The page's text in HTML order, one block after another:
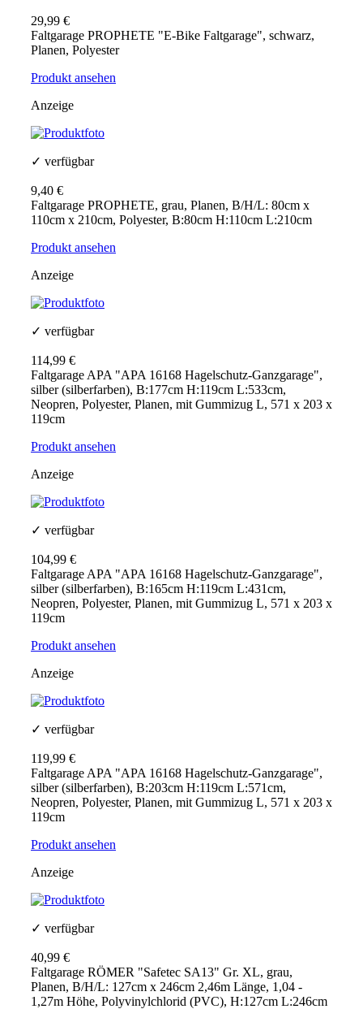
29,99 €
Faltgarage PROPHETE "E-Bike Faltgarage", schwarz,
Planen, Polyester
Produkt ansehen
Anzeige
✓ verfügbar
9,40 €
Faltgarage PROPHETE, grau, Planen, B/H/L: 80cm x
110cm x 210cm, Polyester, B:80cm H:110cm L:210cm
Produkt ansehen
Anzeige
✓ verfügbar
114,99 €
Faltgarage APA "APA 16168 Hagelschutz-Ganzgarage",
silber (silberfarben), B:177cm H:119cm L:533cm,
Neopren, Polyester, Planen, mit Gummizug L, 571 x 203 x
119cm
Produkt ansehen
Anzeige
✓ verfügbar
104,99 €
Faltgarage APA "APA 16168 Hagelschutz-Ganzgarage",
silber (silberfarben), B:165cm H:119cm L:431cm,
Neopren, Polyester, Planen, mit Gummizug L, 571 x 203 x
119cm
Produkt ansehen
Anzeige
✓ verfügbar
119,99 €
Faltgarage APA "APA 16168 Hagelschutz-Ganzgarage",
silber (silberfarben), B:203cm H:119cm L:571cm,
Neopren, Polyester, Planen, mit Gummizug L, 571 x 203 x
119cm
Produkt ansehen
Anzeige
✓ verfügbar
40,99 €
Faltgarage RÖMER "Safetec SA13" Gr. XL, grau,
Planen, B/H/L: 127cm x 246cm 2,46m Länge, 1,04 -
1,27m Höhe, Polyvinylchlorid (PVC), H:127cm L:246cm